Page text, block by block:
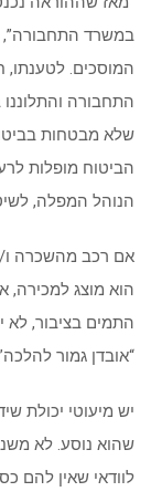
במשרד התחבורה”,
המוסכים.
התחבורה
שלא מבטחות
הביטוח מופלות
הנוהל המפלה,
אם רכב מהשכרה ו/
הוא מוצג למכירה,
התמים בציבור, לא
“אובדן גמור
יש מיעוטי יכולת
שהוא נוסע. לא
לוודאי שאין להם